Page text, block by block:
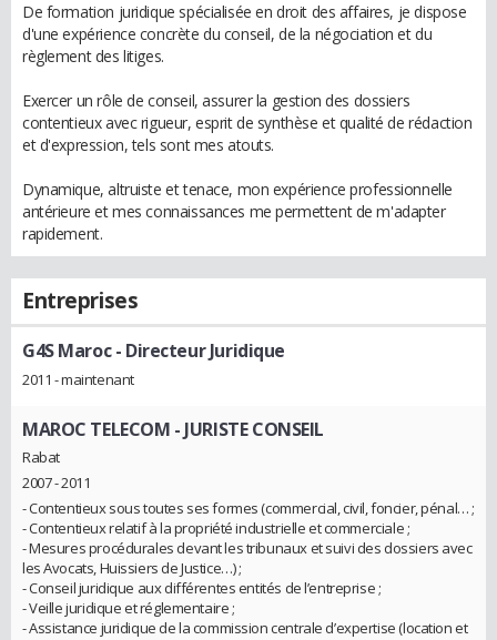
De formation juridique spécialisée en droit des affaires, je dispose
d'une expérience concrète du conseil, de la négociation et du
règlement des litiges.
Exercer un rôle de conseil, assurer la gestion des dossiers
contentieux avec rigueur, esprit de synthèse et qualité de rédaction
et d'expression, tels sont mes atouts.
Dynamique, altruiste et tenace, mon expérience professionnelle
antérieure et mes connaissances me permettent de m'adapter
rapidement.
Entreprises
G4S Maroc- Directeur Juridique
2011 - maintenant
MAROC TELECOM - JURISTE CONSEIL
Rabat
2007 - 2011
- Contentieux sous toutes ses formes (commercial, civil, foncier, pénal… ;
- Contentieux relatif à la propriété industrielle et commerciale ;
- Mesures procédurales devant les tribunaux et suivi des dossiers avec
les Avocats, Huissiers de Justice…) ;
- Conseil juridique aux différentes entités de l’entreprise ;
- Veille juridique et réglementaire ;
- Assistance juridique de la commission centrale d’expertise (location et